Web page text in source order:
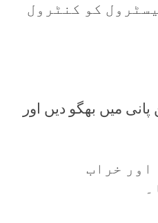
کو کنٹرول
میں بھگو دیں اور
اور خراب